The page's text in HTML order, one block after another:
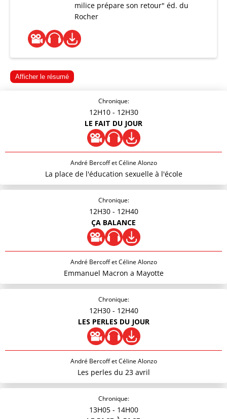
milice prépare son retour" éd. du
Rocher
Afficher le résumé
Chronique:
12H10 - 12H30
LE FAIT DU JOUR
André Bercoff et Céline Alonzo
La place de l'éducation sexuelle à l'école
Chronique:
12H30 - 12H40
ÇA BALANCE
André Bercoff et Céline Alonzo
Emmanuel Macron a Mayotte
Chronique:
12H30 - 12H40
LES PERLES DU JOUR
André Bercoff et Céline Alonzo
Les perles du 23 avril
Chronique:
13H05 - 14H00